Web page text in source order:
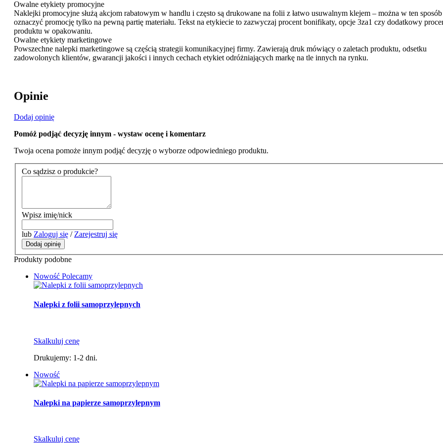
Owalne etykiety promocyjne
Naklejki promocyjne służą akcjom rabatowym w handlu i często są drukowane na folii z łatwo usuwalnym klejem – można w ten sposób
oznaczyć promocję tylko na pewną partię materiału. Tekst na etykiecie to zazwyczaj procent bonifikaty, opcje 3za1 czy dodatkowy
produktu w opakowaniu.
Owalne etykiety marketingowe
Powszechne nalepki marketingowe są częścią strategii komunikacyjnej firmy. Zawierają druk mówiący o zaletach produktu, odsetku
zadowolonych klientów, gwarancji jakości i innych cechach etykiet odróżniających markę na tle innych na rynku.
Opinie
Dodaj opinię
Pomóż podjąć decyzję innym - wystaw ocenę i komentarz
Twoja ocena pomoże innym podjąć decyzję o wyborze odpowiedniego produktu.
Co sądzisz o produkcie?
Wpisz imię/nick
lub Zaloguj się / Zarejestruj się
Dodaj opinię
Produkty podobne
Nowość Polecamy
Nalepki z folii samoprzylepnych
Skalkuluj cenę
Drukujemy: 1-2 dni.
Nowość
Nalepki na papierze samoprzylepnym
Skalkuluj cenę